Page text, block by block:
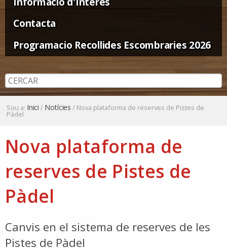
Contacta
Programacio Recollides Escombraries 2026
Sou a: Inici / Notícies / Nova plataforma de reserves de Pistes de
Pàdel
Nova plataforma de
reserves de Pistes de
Pàdel
Canvis en el sistema de reserves de les
Pistes de Pàdel